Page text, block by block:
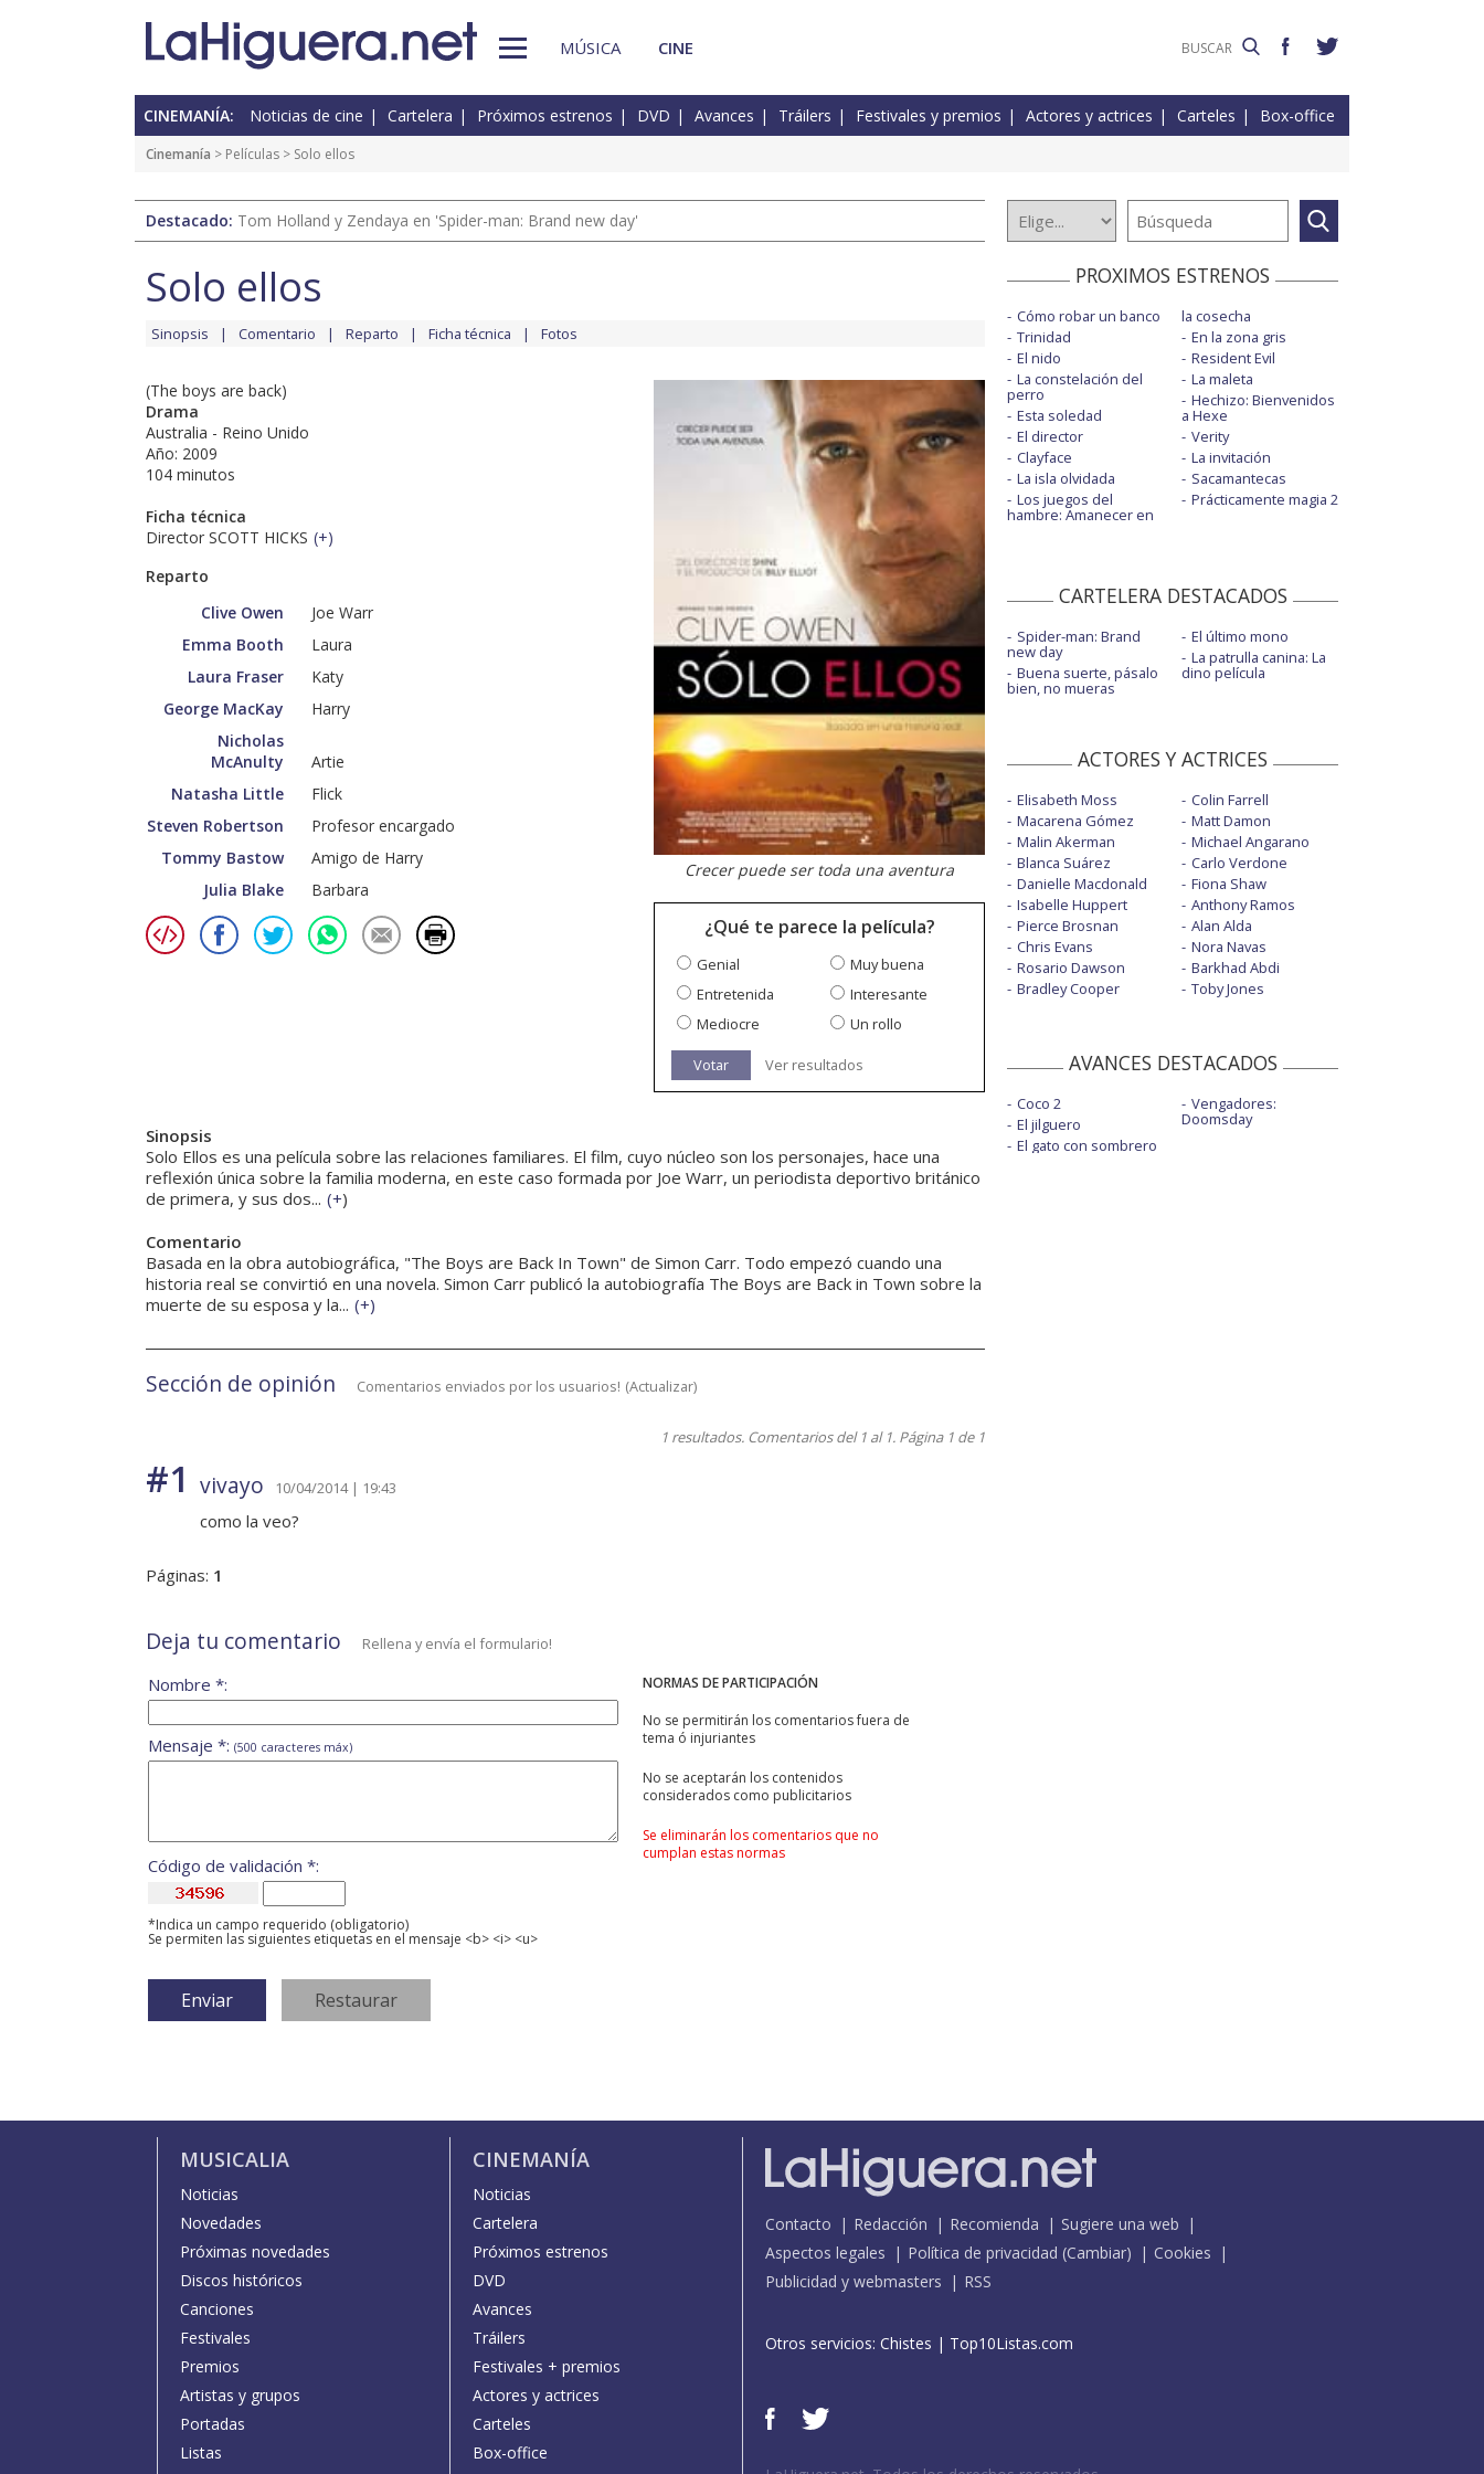
MÚSICA CINE
CINEMANÍA: Noticias de cine Cartelera Próximos estrenos DVD Avances Tráilers Festivales y premios Actores y actrices Carteles Box-office
Cinemanía > Películas > Solo ellos
Destacado: Tom Holland y Zendaya en 'Spider-man: Brand new day'
Solo ellos
Sinopsis Comentario Reparto Ficha técnica Fotos
(The boys are back)
Drama
Australia - Reino Unido
Año: 2009
104 minutos
Ficha técnica
Director SCOTT HICKS (+)
Reparto
Clive Owen
Joe Warr
Emma Booth
Laura
Laura Fraser
Katy
George MacKay
Harry
Nicholas
McAnulty
Artie
Natasha Little
Flick
Steven Robertson
Profesor encargado
Tommy Bastow
Amigo de Harry
Julia Blake
Barbara
Crecer puede ser toda una aventura
¿Qué te parece la película?
Genial
Muy buena
Entretenida
Interesante
Mediocre
Un rollo
Votar Ver resultados
Sinopsis
Solo Ellos es una película sobre las relaciones familiares. El film, cuyo núcleo son los personajes, hace una
reflexión única sobre la familia moderna, en este caso formada por Joe Warr, un periodista deportivo británico
de primera, y sus dos... (+)
Comentario
Basada en la obra autobiográfica, "The Boys are Back In Town" de Simon Carr. Todo empezó cuando una
historia real se convirtió en una novela. Simon Carr publicó la autobiografía The Boys are Back in Town sobre la
muerte de su esposa y la... (+)
Sección de opinión Comentarios enviados por los usuarios! (Actualizar)
1 resultados. Comentarios del 1 al 1. Página 1 de 1
#1 vivayo 10/04/2014 | 19:43
como la veo?
Páginas: 1
Deja tu comentario Rellena y envía el formulario!
NORMAS DE PARTICIPACIÓN
No se permitirán los comentarios fuera de
tema ó injuriantes
No se aceptarán los contenidos
considerados como publicitarios
Se eliminarán los comentarios que no
cumplan estas normas
Nombre *:
Mensaje *: (500 caracteres máx)
Código de validación *:
*Indica un campo requerido (obligatorio)
Se permiten las siguientes etiquetas en el mensaje <b> <i> <u>
PROXIMOS ESTRENOS
Cómo robar un banco
Trinidad
El nido
La constelación del
perro
Esta soledad
El director
Clayface
La isla olvidada
Los juegos del
hambre: Amanecer en
la cosecha
En la zona gris
Resident Evil
La maleta
Hechizo: Bienvenidos
a Hexe
Verity
La invitación
Sacamantecas
Prácticamente magia 2
CARTELERA DESTACADOS
Spider-man: Brand
new day
Buena suerte, pásalo
bien, no mueras
El último mono
La patrulla canina: La
dino película
ACTORES Y ACTRICES
Elisabeth Moss
Macarena Gómez
Malin Akerman
Blanca Suárez
Danielle Macdonald
Isabelle Huppert
Pierce Brosnan
Chris Evans
Rosario Dawson
Bradley Cooper
Colin Farrell
Matt Damon
Michael Angarano
Carlo Verdone
Fiona Shaw
Anthony Ramos
Alan Alda
Nora Navas
Barkhad Abdi
Toby Jones
AVANCES DESTACADOS
Coco 2
El jilguero
El gato con sombrero
Vengadores:
Doomsday
MUSICALIA
Noticias
Novedades
Próximas novedades
Discos históricos
Canciones
Festivales
Premios
Artistas y grupos
Portadas
Listas
CINEMANÍA
Noticias
Cartelera
Próximos estrenos
DVD
Avances
Tráilers
Festivales + premios
Actores y actrices
Carteles
Box-office
Contacto Redacción Recomienda
Sugiere una web
Aspectos legales
Política de privacidad (Cambiar)
Cookies
Publicidad y webmasters
RSS
Otros servicios: Chistes | Top10Listas.com